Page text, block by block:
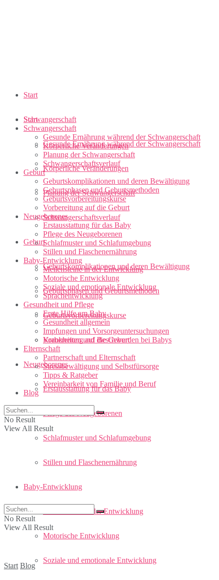
Start
Schwangerschaft
Gesunde Ernährung während der Schwangerschaft
Körperliche Veränderungen
Planung der Schwangerschaft
Schwangerschaftsverlauf
Geburt
Geburtskomplikationen und deren Bewältigung
Geburtsphasen und Geburtsmethoden
Geburtsvorbereitungskurse
Vorbereitung auf die Geburt
Neugeborenes
Erstausstattung für das Baby
Pflege des Neugeborenen
Schlafmuster und Schlafumgebung
Stillen und Flaschenernährung
Baby-Entwicklung
Meilensteine in der Entwicklung
Motorische Entwicklung
Soziale und emotionale Entwicklung
Start
Schwangerschaft
Gesunde Ernährung während der Schwangerschaft
Körperliche Veränderungen
Planung der Schwangerschaft
Schwangerschaftsverlauf
Geburt
Geburtskomplikationen und deren Bewältigung
Geburtsphasen und Geburtsmethoden
Geburtsvorbereitungskurse
Vorbereitung auf die Geburt
Neugeborenes
Erstausstattung für das Baby
Pflege des Neugeborenen
Schlafmuster und Schlafumgebung
Stillen und Flaschenernährung
Baby-Entwicklung
Meilensteine in der Entwicklung
Motorische Entwicklung
Soziale und emotionale Entwicklung
Sprachentwicklung
Gesundheit und Pflege
Erste Hilfe am Baby
Gesundheit allgemein
Impfungen und Vorsorgeuntersuchungen
Krankheiten und Beschwerden bei Babys
Elternschaft
Partnerschaft und Elternschaft
Stressbewältigung und Selbstfürsorge
Tipps & Ratgeber
Vereinbarkeit von Familie und Beruf
Blog
No Result
View All Result
No Result
View All Result
Start Blog